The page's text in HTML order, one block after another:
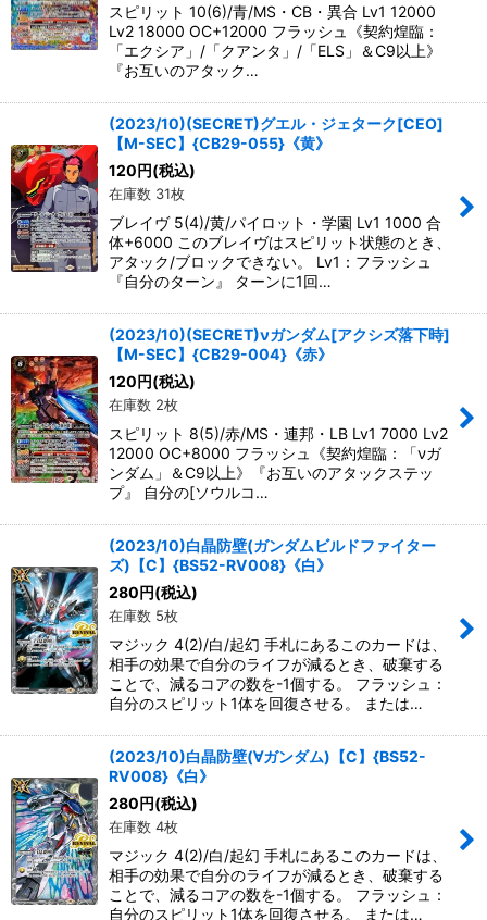
スピリット 10(6)/青/MS・CB・異合 Lv1 12000
Lv2 18000 OC+12000 フラッシュ《契約煌臨：
「エクシア」/「クアンタ」/「ELS」＆C9以上》
『お互いのアタック…
(2023/10)(SECRET)グエル・ジェターク[CEO]
【M-SEC】{CB29-055}《黄》
120円(税込)
在庫数 31枚
ブレイヴ 5(4)/黄/パイロット・学園 Lv1 1000 合
体+6000 このブレイヴはスピリット状態のとき、
アタック/ブロックできない。 Lv1：フラッシュ
『自分のターン』 ターンに1回…
(2023/10)(SECRET)νガンダム[アクシズ落下時]
【M-SEC】{CB29-004}《赤》
120円(税込)
在庫数 2枚
スピリット 8(5)/赤/MS・連邦・LB Lv1 7000 Lv2
12000 OC+8000 フラッシュ《契約煌臨：「νガ
ンダム」＆C9以上》『お互いのアタックステッ
プ』 自分の[ソウルコ…
(2023/10)白晶防壁(ガンダムビルドファイター
ズ)【C】{BS52-RV008}《白》
280円(税込)
在庫数 5枚
マジック 4(2)/白/起幻 手札にあるこのカードは、
相手の効果で自分のライフが減るとき、破棄する
ことで、減るコアの数を-1個する。 フラッシュ：
自分のスピリット1体を回復させる。 または…
(2023/10)白晶防壁(∀ガンダム)【C】{BS52-
RV008}《白》
280円(税込)
在庫数 4枚
マジック 4(2)/白/起幻 手札にあるこのカードは、
相手の効果で自分のライフが減るとき、破棄する
ことで、減るコアの数を-1個する。 フラッシュ：
自分のスピリット1体を回復させる。 または…